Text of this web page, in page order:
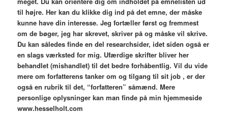
til højre. Her kan du klikke dig ind på det emne, der måske
kunne have din interesse. Jeg fortæller først og fremmest
om de bøger, jeg har skrevet, skriver på og måske vil skrive.
Du kan således finde en del researchsider, idet siden også er
en slags værksted for mig. Ufærdige skrifter bliver her
behandlet (mishandlet) til det bedre forhåbentlig. Vil du vide
mere om forfatterens tanker om og tilgang til sit job , er der
også en rubrik til det, “forfatteren” såmænd. Mere
personlige oplysninger kan man finde på min hjemmeside
www.hesselholt.com